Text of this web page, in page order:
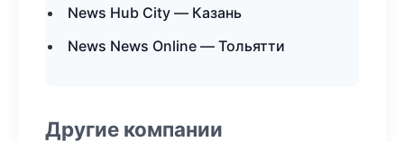
News Hub City — Казань
News News Online — Тольятти
Другие компании